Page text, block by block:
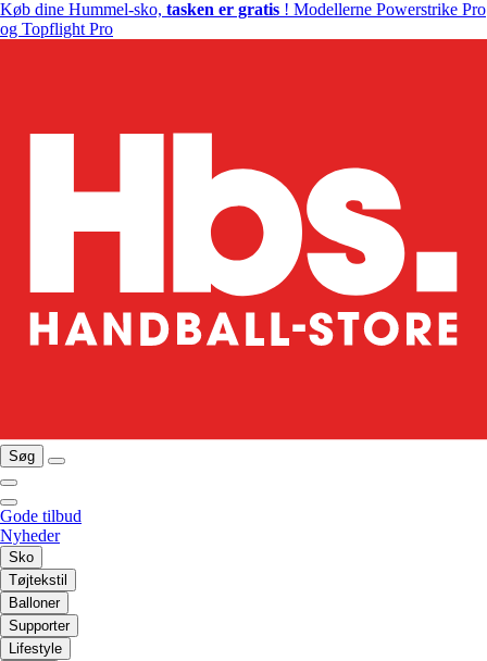
Køb dine Hummel-sko, tasken er gratis ! Modellerne Powerstrike Pro
og Topflight Pro
Søg
Gode tilbud
Nyheder
Sko
Tøjtekstil
Balloner
Supporter
Lifestyle